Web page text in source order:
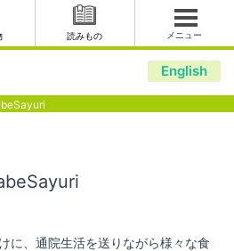
読みもの メニュー
English
に、通院生活を送りながら様々な食